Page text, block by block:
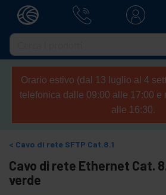
Orario estivo (dal 13 luglio al 4
telefonica dalle 09:00 alle 17:00 e
alle 16:30.
Cavo di rete SFTP Cat.8.1
Cavo di rete Ethernet Cat.
verde